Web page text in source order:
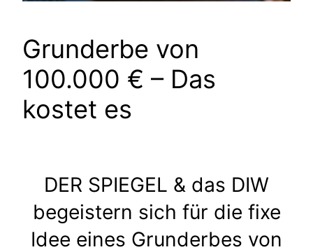
Grunderbe von
100.000 € – Das
kostet es
DER SPIEGEL & das DIW
begeistern sich für die fixe
Idee eines Grunderbes von